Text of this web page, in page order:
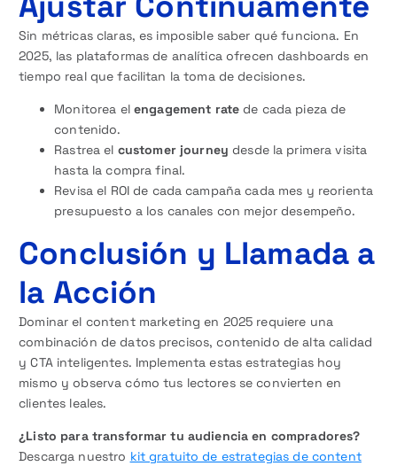
Sin métricas claras, es imposible saber qué funciona. En
2025, las plataformas de analítica ofrecen dashboards en
tiempo real que facilitan la toma de decisiones.
Monitorea el engagement rate de cada pieza de
contenido.
Rastrea el customer journey desde la primera visita
hasta la compra final.
Revisa el ROI de cada campaña cada mes y reorienta
presupuesto a los canales con mejor desempeño.
Conclusión y Llamada a
la Acción
Dominar el content marketing en 2025 requiere una
combinación de datos precisos, contenido de alta calidad
y CTA inteligentes. Implementa estas estrategias hoy
mismo y observa cómo tus lectores se convierten en
clientes leales.
¿Listo para transformar tu audiencia en compradores?
Descarga nuestro kit gratuito de estrategias de content